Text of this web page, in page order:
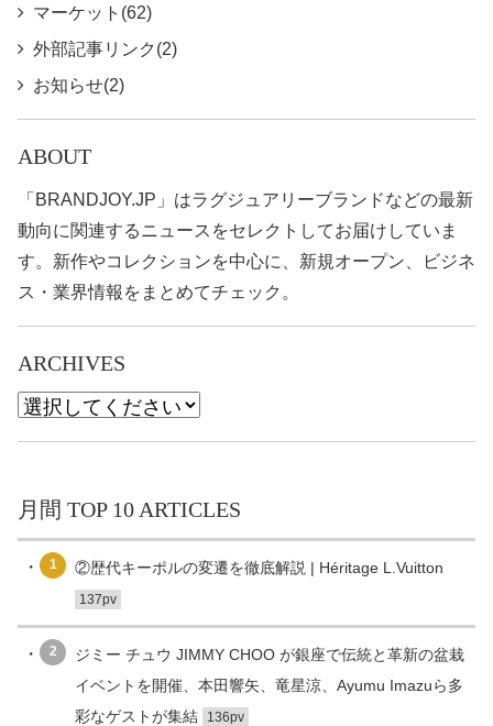
マーケット(62)
外部記事リンク(2)
お知らせ(2)
ABOUT
「BRANDJOY.JP」はラグジュアリーブランドなどの最新
動向に関連するニュースをセレクトしてお届けしていま
す。新作やコレクションを中心に、新規オープン、ビジネ
ス・業界情報をまとめてチェック。
ARCHIVES
月間 TOP 10 ARTICLES
1 ②歴代キーポルの変遷を徹底解説 | Héritage L.Vuitton
137pv
2
ジミー チュウ JIMMY CHOO が銀座で伝統と革新の盆栽
イベントを開催、本田響矢、竜星涼、Ayumu Imazuら多
彩なゲストが集結
136pv